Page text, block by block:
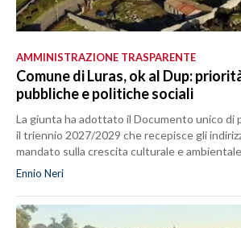
AMMINISTRAZIONE TRASPARENTE
Comune di Luras, ok al Dup:
pubbliche e politiche sociali
La giunta ha adottato il Documento unico di
il triennio 2027/2029 che recepisce gli
mandato sulla crescita culturale e
Ennio Neri